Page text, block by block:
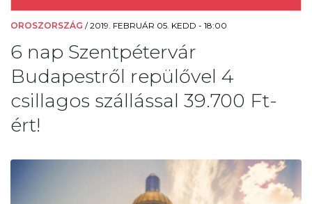
OROSZORSZÁG /2019. FEBRUÁR 05. KEDD - 18:00
6 nap Szentpétervár
Budapestről repülővel 4
csillagos szállással 39.700 Ft-
ért!